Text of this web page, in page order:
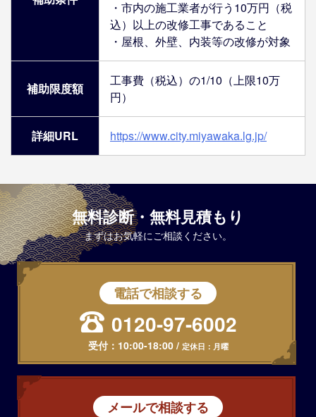
・市内の施工業者が行う10万円（税
込）以上の改修工事であること
・屋根、外壁、内装等の改修が対象
補助限度額
工事費（税込）の1/10（上限10万
円）
詳細URL https://www.city.miyawaka.lg.jp/
無料診断・無料見積もり
まずはお気軽にご相談ください。
電話で相談する
0120-97-6002
受付： 10:00-18:00/ 定休日：月曜
メールで相談する